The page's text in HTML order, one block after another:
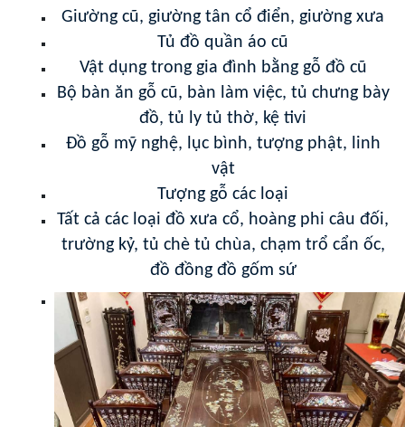
Giường cũ, giường tân cổ điển, giường xưa
Tủ đồ quần áo cũ
Vật dụng trong gia đình bằng gỗ đồ cũ
Bộ bàn ăn gỗ cũ, bàn làm việc, tủ chưng bày
đồ, tủ ly tủ thờ, kệ tivi
Đồ gỗ mỹ nghệ, lục bình, tượng phật, linh
vật
Tượng gỗ các loại
Tất cả các loại đồ xưa cổ, hoàng phi câu đối,
trường kỷ, tủ chè tủ chùa, chạm trổ cẩn ốc,
đồ đồng đồ gốm sứ